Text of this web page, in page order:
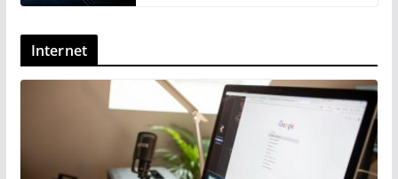
Internet